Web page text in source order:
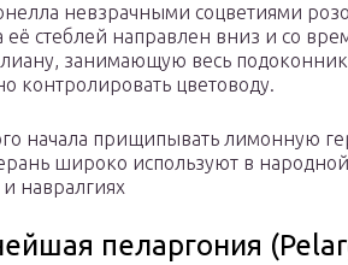
невзрачными соцветиями
её стеблей направлен вниз и со
занимающую весь
контролировать цветоводу.
начала прищипывать лимонную
широко используют в
навралгиях
пеларгония